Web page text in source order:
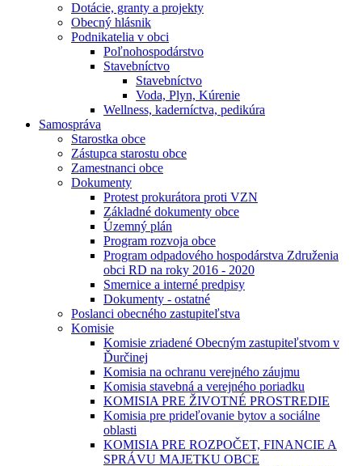
Dotácie, granty a projekty
Obecný hlásnik
Podnikatelia v obci
Poľnohospodárstvo
Stavebníctvo
Stavebníctvo
Voda, Plyn, Kúrenie
Wellness, kaderníctva, pedikúra
Samospráva
Starostka obce
Zástupca starostu obce
Zamestnanci obce
Dokumenty
Protest prokurátora proti VZN
Základné dokumenty obce
Územný plán
Program rozvoja obce
Program odpadového hospodárstva Združenia
obci RD na roky 2016 - 2020
Smernice a interné predpisy
Dokumenty - ostatné
Poslanci obecného zastupiteľstva
Komisie
Komisie zriadené Obecným zastupiteľstvom v
Ďurčinej
Komisia na ochranu verejného záujmu
Komisia stavebná a verejného poriadku
KOMISIA PRE ŽIVOTNÉ PROSTREDIE
Komisia pre prideľovanie bytov a sociálne
oblasti
KOMISIA PRE ROZPOČET, FINANCIE A
SPRÁVU MAJETKU OBCE